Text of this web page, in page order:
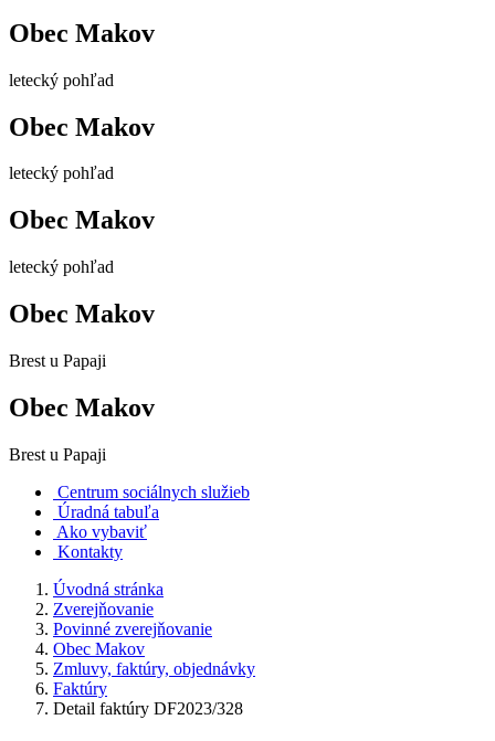
Obec Makov
letecký pohľad
Obec Makov
letecký pohľad
Obec Makov
letecký pohľad
Obec Makov
Brest u Papaji
Obec Makov
Brest u Papaji
Centrum sociálnych služieb
Úradná tabuľa
Ako vybaviť
Kontakty
Úvodná stránka
Zverejňovanie
Povinné zverejňovanie
Obec Makov
Zmluvy, faktúry, objednávky
Faktúry
Detail faktúry DF2023/328